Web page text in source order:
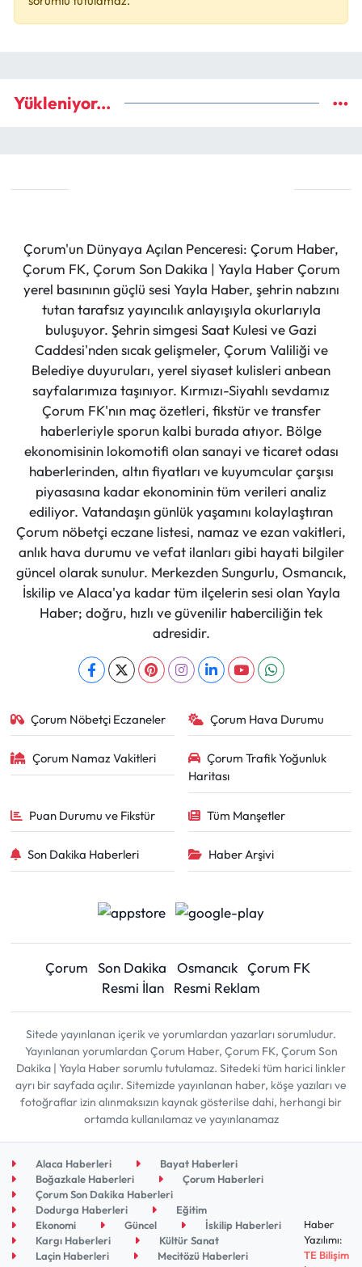
Yükleniyor...
Çorum'un Dünyaya Açılan Penceresi: Çorum Haber,
Çorum FK, Çorum Son Dakika | Yayla Haber Çorum
yerel basınının güçlü sesi Yayla Haber, şehrin nabzını
tutan tarafsız yayıncılık anlayışıyla okurlarıyla
buluşuyor. Şehrin simgesi Saat Kulesi ve Gazi
Caddesi'nden sıcak gelişmeler, Çorum Valiliği ve
Belediye duyuruları, yerel siyaset kulisleri anbean
sayfalarımıza taşınıyor. Kırmızı-Siyahlı sevdamız
Çorum FK'nın maç özetleri, fikstür ve transfer
haberleriyle sporun kalbi burada atıyor. Bölge
ekonomisinin lokomotifi olan sanayi ve ticaret odası
haberlerinden, altın fiyatları ve kuyumcular çarşısı
piyasasına kadar ekonominin tüm verileri analiz
ediliyor. Vatandaşın günlük yaşamını kolaylaştıran
Çorum nöbetçi eczane listesi, namaz ve ezan vakitleri,
anlık hava durumu ve vefat ilanları gibi hayati bilgiler
güncel olarak sunulur. Merkezden Sungurlu, Osmancık,
İskilip ve Alaca'ya kadar tüm ilçelerin sesi olan Yayla
Haber; doğru, hızlı ve güvenilir haberciliğin tek
adresidir.
Çorum Nöbetçi Eczaneler Çorum Hava Durumu
Çorum Namaz Vakitleri
Çorum Trafik Yoğunluk
Haritası
Puan Durumu ve Fikstür Tüm Manşetler
Son Dakika Haberleri Haber Arşivi
Çorum Son Dakika Osmancık Çorum FK
Resmi İlan
Resmi Reklam
Sitede yayınlanan içerik ve yorumlardan yazarları sorumludur.
Yayınlanan yorumlardan Çorum Haber, Çorum FK, Çorum Son
Dakika | Yayla Haber sorumlu tutulamaz. Sitedeki tüm harici linkler
ayrı bir sayfada açılır. Sitemizde yayınlanan haber, köşe yazıları ve
fotoğraflar izin alınmaksızın kaynak gösterilse dahi, herhangi bir
ortamda kullanılamaz ve yayınlanamaz
Alaca Haberleri
Bayat Haberleri
Boğazkale Haberleri
Çorum Haberleri
Çorum Son Dakika Haberleri
Dodurga Haberleri
Eğitim
Ekonomi
Güncel
İskilip Haberleri
Kargı Haberleri
Kültür Sanat
Laçin Haberleri
Mecitözü Haberleri
Haber
Yazılımı:
TE Bilişim